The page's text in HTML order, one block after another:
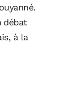
débat
à la